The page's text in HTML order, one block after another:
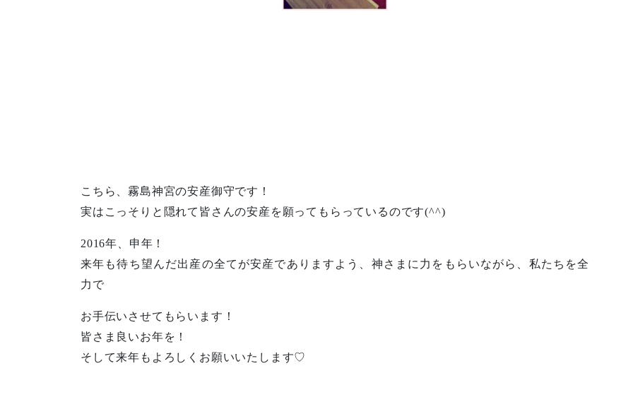
こちら、霧島神宮の安産御守です！
実はこっそりと隠れて皆さんの安産を願ってもらっているのです(^^)
2016年、申年！
来年も待ち望んだ出産の全てが安産でありますよう、神さまに力をもらいながら、私たちを全
力で
お手伝いさせてもらいます！
皆さま良いお年を！
そして来年もよろしくお願いいたします♡